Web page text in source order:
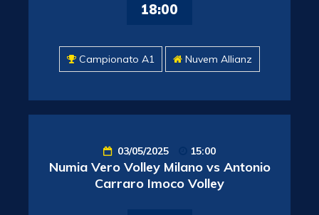
18:00
Campionato A1 Nuvem Allianz
03/05/2025 15:00
Numia Vero Volley Milano vs Antonio
Carraro Imoco Volley